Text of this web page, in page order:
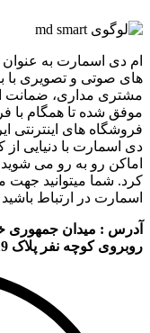
ام دی اسمارت به
های صوتی و تصویری با
موفق شده تا همگام با
فروشگاه های اینترنتی
دی اسمارت با دنیایی از
اماکن رو به رو می شوید
کرد. شما میتوانید جهت
اسمارت در ارتباط
آدرس : میدان جمهوری
روبروی کوچه نفر پلاک 1319 زنک سوم طبقه اول